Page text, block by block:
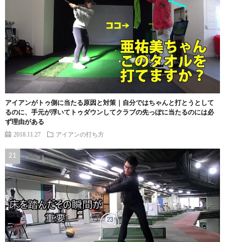
アイアンがトゥ側に当たる原因と対策｜自分ではちゃんと打とうとして
るのに、手元が浮いてトゥダウンしてクラブの先っぽに当たるのには必
ず理由がある
2018.11.27 アイアンの打ち方